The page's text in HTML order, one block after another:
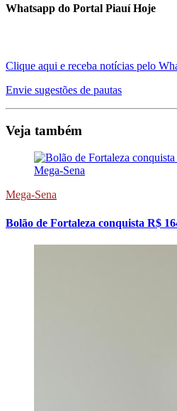
Whatsapp do Portal Piauí Hoje
Clique aqui e receba notícias pelo
Envie sugestões de pautas
Veja também
Mega-Sena
Bolão de Fortaleza conquista R$